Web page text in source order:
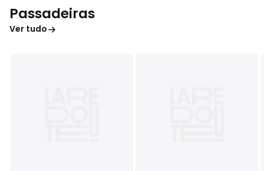
Passadeiras
Ver tudo